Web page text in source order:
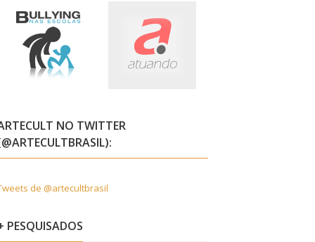
NO TWITTER
de @artecultbrasil
PESQUISADOS